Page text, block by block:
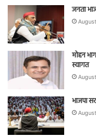
जनता
मोहन
स्वागत
भाजपा